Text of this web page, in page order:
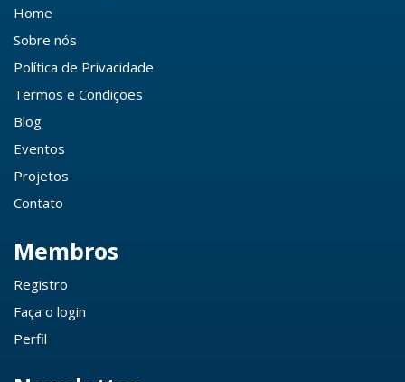
Home
Sobre nós
Política de Privacidade
Termos e Condições
Blog
Eventos
Projetos
Contato
Membros
Registro
Faça o login
Perfil